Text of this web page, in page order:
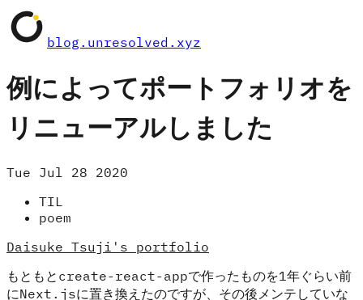
blog.unresolved.xyz
例によってポートフォリオを
リニューアルしました
Tue Jul 28 2020
TIL
poem
Daisuke Tsuji's portfolio
もともとcreate-react-appで作ったものを1年ぐらい前
にNext.jsに置き換えたのですが、その後メンテしていな